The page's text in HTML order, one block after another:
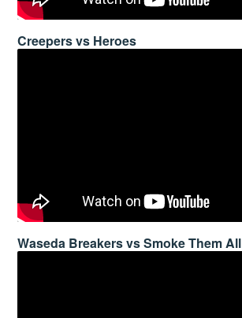
Creepers vs Heroes
Waseda Breakers vs Smoke Them All